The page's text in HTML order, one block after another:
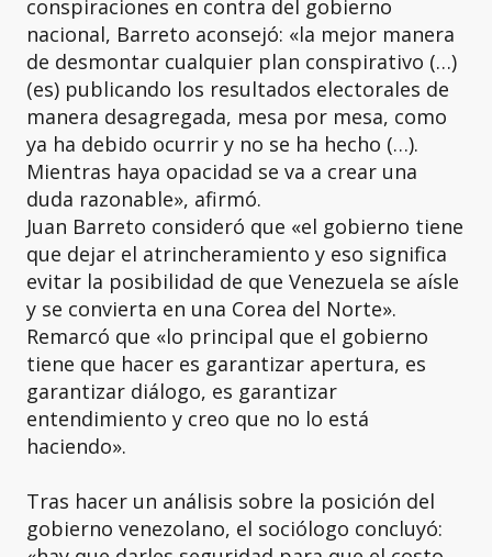
conspiraciones en contra del gobierno
nacional, Barreto aconsejó: «la mejor manera
de desmontar cualquier plan conspirativo (…)
(es) publicando los resultados electorales de
manera desagregada, mesa por mesa, como
ya ha debido ocurrir y no se ha hecho (…).
Mientras haya opacidad se va a crear una
duda razonable», afirmó.
Juan Barreto consideró que «el gobierno tiene
que dejar el atrincheramiento y eso significa
evitar la posibilidad de que Venezuela se aísle
y se convierta en una Corea del Norte».
Remarcó que «lo principal que el gobierno
tiene que hacer es garantizar apertura, es
garantizar diálogo, es garantizar
entendimiento y creo que no lo está
haciendo».
Tras hacer un análisis sobre la posición del
gobierno venezolano, el sociólogo concluyó: